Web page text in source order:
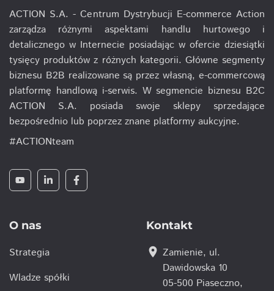
ACTION S.A. - Centrum Dystrybucji E-commerce Action
zarządza różnymi aspektami handlu hurtowego i
detalicznego w Internecie posiadając w ofercie dziesiątki
tysięcy produktów z różnych kategorii. Główne segmenty
biznesu B2B realizowane są przez własną, e-commercową
platformę handlową i-serwis. W segmencie biznesu B2C
ACTION S.A. posiada swoje sklepy sprzedające
bezpośrednio lub poprzez znane platformy aukcyjne.
#ACTIONteam
O nas
Strategia
Wladze spółki
Kontakt
location_on Zamienie, ul.
Dawidowska 10
05-500 Piaseczno,